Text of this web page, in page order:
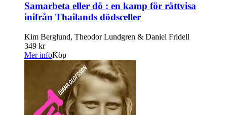
Samarbeta eller dö : en kamp för rättvisa
inifrån Thailands dödsceller
Kim Berglund, Theodor Lundgren & Daniel Fridell
349 kr
Mer infoKöp